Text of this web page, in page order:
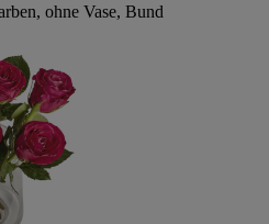
ohne Vase, Bund